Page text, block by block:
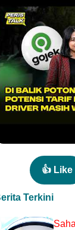
👍 Like
Terkini